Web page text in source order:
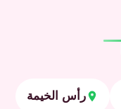
رأس الخيمة